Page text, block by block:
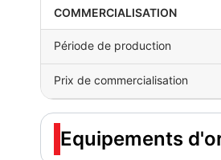
COMMERCIALISATION
Période de production
Prix de commercialisation
Equipements